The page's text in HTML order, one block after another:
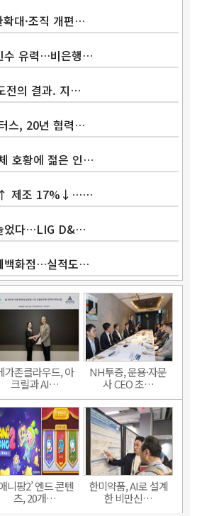
대·조직 개편…
수 유력…비은행…
전의 결과. 지…
스, 20년 협력…
호황에 젊은 인…
제조 17%↓……
었다…LIG D&…
백화점…실적도…
가존클라우드, 아
크릴과 AI…
NH투증, 운용·자문
사 CEO 초…
니팡2’ 엔드 콘텐
츠, 20개…
한미약품, AI로 설계
한 비만신…